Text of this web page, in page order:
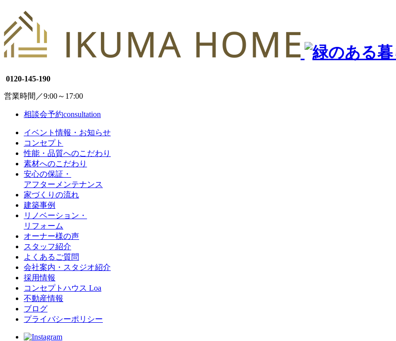
0120-145-190
営業時間／9:00～17:00
相談会予約consultation
イベント情報・お知らせ
コンセプト
性能・品質へのこだわり
素材へのこだわり
安心の保証・
アフターメンテナンス
家づくりの流れ
建築事例
リノベーション・
リフォーム
オーナー様の声
スタッフ紹介
よくあるご質問
会社案内・スタジオ紹介
採用情報
コンセプトハウス Loa
不動産情報
ブログ
プライバシーポリシー